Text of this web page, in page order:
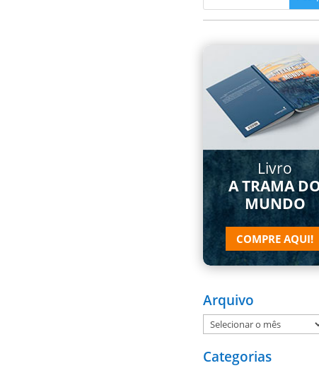
Livro
A TRAMA
MUNDO
COMPRE AQUI!
Arquivo
Arquivo
Categorias